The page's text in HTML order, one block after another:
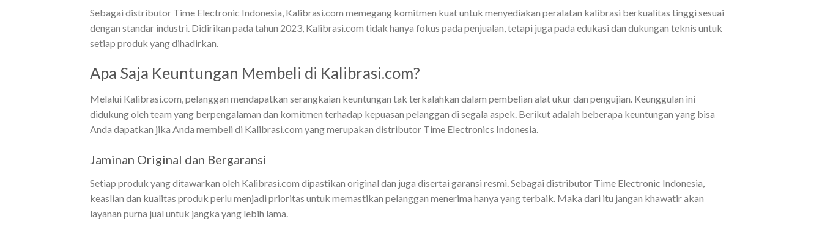
Sebagai distributor Time Electronic Indonesia, Kalibrasi.com memegang komitmen kuat untuk menyediakan peralatan kalibrasi berkualitas tinggi sesuai
dengan standar industri. Didirikan pada tahun 2023, Kalibrasi.com tidak hanya fokus pada penjualan, tetapi juga pada edukasi dan dukungan teknis untuk
setiap produk yang dihadirkan.
Apa Saja Keuntungan Membeli di Kalibrasi.com?
Melalui Kalibrasi.com, pelanggan mendapatkan serangkaian keuntungan tak terkalahkan dalam pembelian alat ukur dan pengujian. Keunggulan ini
didukung oleh team yang berpengalaman dan komitmen terhadap kepuasan pelanggan di segala aspek. Berikut adalah beberapa keuntungan yang bisa
Anda dapatkan jika Anda membeli di Kalibrasi.com yang merupakan distributor Time Electronics Indonesia.
Jaminan Original dan Bergaransi
Setiap produk yang ditawarkan oleh Kalibrasi.com dipastikan original dan juga disertai garansi resmi. Sebagai distributor Time Electronic Indonesia,
keaslian dan kualitas produk perlu menjadi prioritas untuk memastikan pelanggan menerima hanya yang terbaik. Maka dari itu jangan khawatir akan
layanan purna jual untuk jangka yang lebih lama.